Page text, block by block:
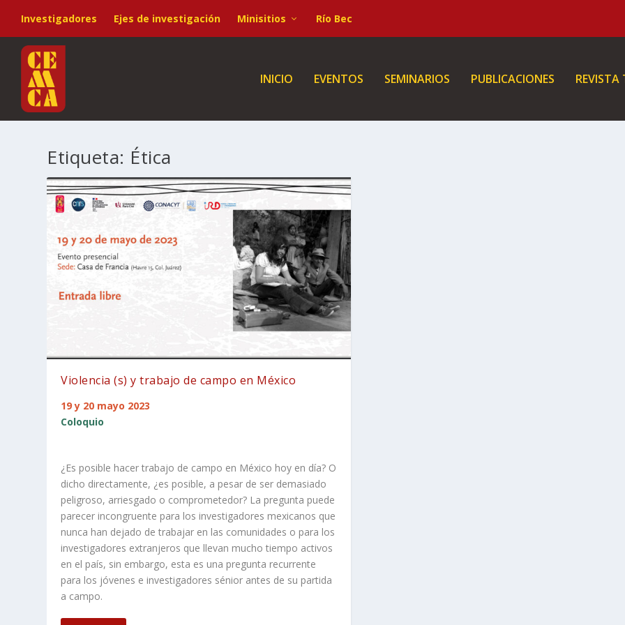
Investigadores Ejes de investigación Minisitios Río Bec
INICIO EVENTOS SEMINARIOS PUBLICACIONES REVISTA
Etiqueta: Ética
Violencia (s) y trabajo de campo en México
19 y 20 mayo 2023
Coloquio
¿Es posible hacer trabajo de campo en México hoy en día? O
dicho directamente, ¿es posible, a pesar de ser demasiado
peligroso, arriesgado o comprometedor? La pregunta puede
parecer incongruente para los investigadores mexicanos que
nunca han dejado de trabajar en las comunidades o para los
investigadores extranjeros que llevan mucho tiempo activos
en el país, sin embargo, esta es una pregunta recurrente
para los jóvenes e investigadores sénior antes de su partida
a campo.